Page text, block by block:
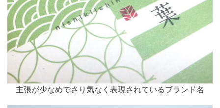
主張が少なめでさり気なく表現されているブランド名